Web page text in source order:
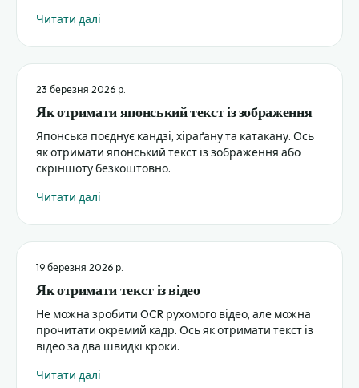
Читати далі
23 березня 2026 р.
Як отримати японський текст із зображення
Японська поєднує кандзі, хіраґану та катакану. Ось
як отримати японський текст із зображення або
скріншоту безкоштовно.
Читати далі
19 березня 2026 р.
Як отримати текст із відео
Не можна зробити OCR рухомого відео, але можна
прочитати окремий кадр. Ось як отримати текст із
відео за два швидкі кроки.
Читати далі